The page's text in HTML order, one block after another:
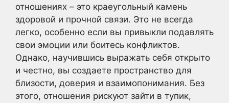
отношениях – это краеугольный камень
здоровой и прочной связи. Это не всегда
легко, особенно если вы привыкли подавлять
свои эмоции или боитесь конфликтов.
Однако, научившись выражать себя открыто
и честно, вы создаете пространство для
близости, доверия и взаимопонимания. Без
этого, отношения рискуют зайти в тупик,